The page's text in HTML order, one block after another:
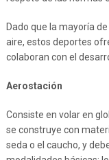
Dado que la mayoría
aire, estos deportes
colaboran con el
Aerostación
Consiste en volar en
se construye con
seda o el caucho, y